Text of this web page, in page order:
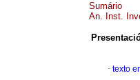
Sumário
An. Inst.
· texto